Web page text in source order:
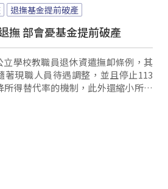
退撫基金提前破產
撫 部會憂基金提前破產
學校教職員退休資遣撫卹條例，其
著現職人員待遇調整，並且停止113
得替代率的機制，此外還縮小所得
率漲幅調整的範疇。